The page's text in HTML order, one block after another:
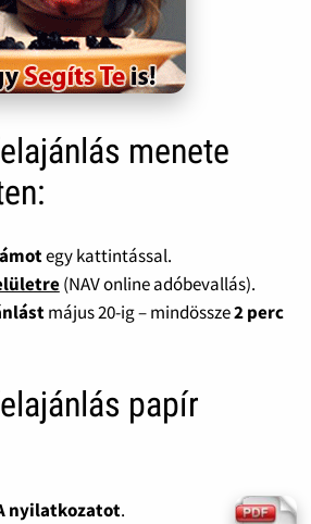
menete
egy kattintással.
(NAV online adóbevallás).
május 20-ig – mindössze2 perc
papír
nyilatkozatot.